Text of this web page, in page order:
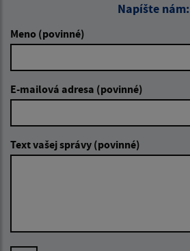
Napíšte nám:
Meno (povinné)
E-mailová adresa (povinné)
Text vašej správy (povinné)